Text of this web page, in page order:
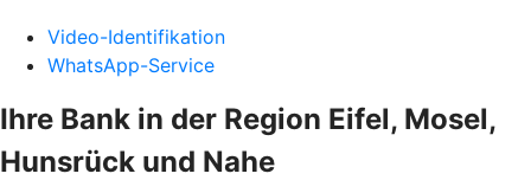
Video-Identifikation
WhatsApp-Service
Ihre Bank in der Region Eifel, Mosel,
Hunsrück und Nahe